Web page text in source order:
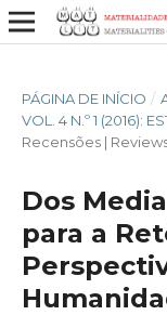
PÁGINA DE INÍCIO /
VOL. 4 N.º 1 (2016):
Recensões |
Dos
para a